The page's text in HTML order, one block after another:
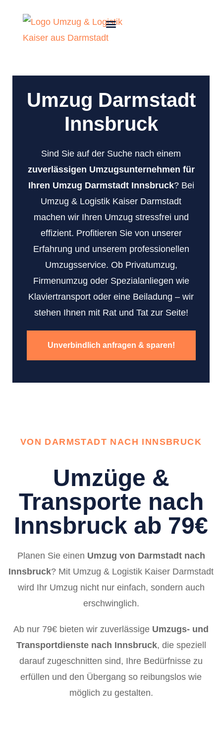
Umzug Darmstadt
Innsbruck
Sind Sie auf der Suche nach einem
zuverlässigen Umzugsunternehmen für
Ihren Umzug Darmstadt Innsbruck? Bei
Umzug & Logistik Kaiser Darmstadt
machen wir Ihren Umzug stressfrei und
effizient. Profitieren Sie von unserer
Erfahrung und unserem professionellen
Umzugsservice. Ob Privatumzug,
Firmenumzug oder Spezialanliegen wie
Klaviertransport oder eine Beiladung – wir
stehen Ihnen mit Rat und Tat zur Seite!
Unverbindlich anfragen & sparen!
VON DARMSTADT NACH INNSBRUCK
Umzüge &
Transporte nach
Innsbruck ab 79€
Planen Sie einen Umzug von Darmstadt nach
Innsbruck? Mit Umzug & Logistik Kaiser Darmstadt
wird Ihr Umzug nicht nur einfach, sondern auch
erschwinglich.
Ab nur 79€ bieten wir zuverlässige Umzugs- und
Transportdienste nach Innsbruck, die speziell
darauf zugeschnitten sind, Ihre Bedürfnisse zu
erfüllen und den Übergang so reibungslos wie
möglich zu gestalten.